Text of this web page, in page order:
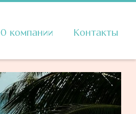
О компании Контакты